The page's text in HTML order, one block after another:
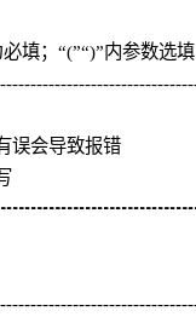
填；“(”“)”内参数选
会导致报错